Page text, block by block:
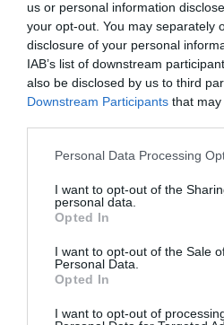
us or personal information
your opt-out. You may separately
disclosure of your personal
IAB’s list of downstream
also be disclosed by us to third
Downstream Participants that
Personal Data Processing
I want to opt-out of the
personal data.
Opted In
I want to opt-out of the Sale
Personal Data.
Opted In
I want to opt-out of
Huvudrätter Pasta
Fest
Kokt mat
E-mail